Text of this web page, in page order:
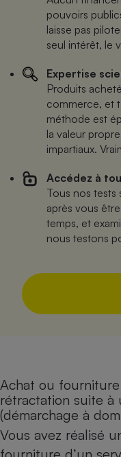
pouvoirs
laisse pas
seul intérêt, le
Expertise
Produits
commerce, et
méthode est
la valeur
impartiaux.
Accédez à
Tous nos tests
après vous
temps, et
nous testons
Achat ou
rétractation suite à
(démarchage à
Vous avez réalisé